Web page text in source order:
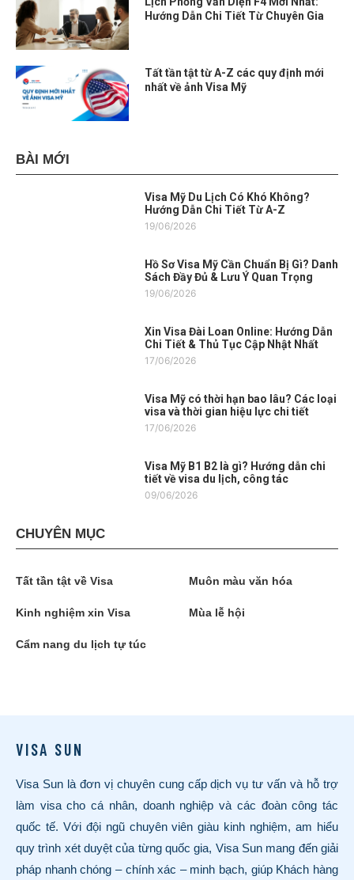
Hướng Dẫn Chi Tiết Từ Chuyên Gia
Tất tần tật từ A-Z các quy định mới
nhất về ảnh Visa Mỹ
BÀI MỚI
Visa Mỹ Du Lịch Có Khó Không?
Hướng Dẫn Chi Tiết Từ A-Z
19/06/2026
Hồ Sơ Visa Mỹ Cần Chuẩn Bị Gì? Danh
Sách Đầy Đủ & Lưu Ý Quan Trọng
19/06/2026
Xin Visa Đài Loan Online: Hướng Dẫn
Chi Tiết & Thủ Tục Cập Nhật Nhất
17/06/2026
Visa Mỹ có thời hạn bao lâu? Các loại
visa và thời gian hiệu lực chi tiết
17/06/2026
Visa Mỹ B1 B2 là gì? Hướng dẫn chi
tiết về visa du lịch, công tác
09/06/2026
CHUYÊN MỤC
Tất tần tật về Visa Muôn màu văn hóa
Kinh nghiệm xin Visa Mùa lễ hội
Cẩm nang du lịch tự túc
VISA SUN
Visa Sun là đơn vị chuyên cung cấp dịch vụ tư vấn và hỗ trợ
làm visa cho cá nhân, doanh nghiệp và các đoàn công tác
quốc tế. Với đội ngũ chuyên viên giàu kinh nghiệm, am hiểu
quy trình xét duyệt của từng quốc gia, Visa Sun mang đến giải
pháp nhanh chóng – chính xác – minh bạch, giúp Khách hàng